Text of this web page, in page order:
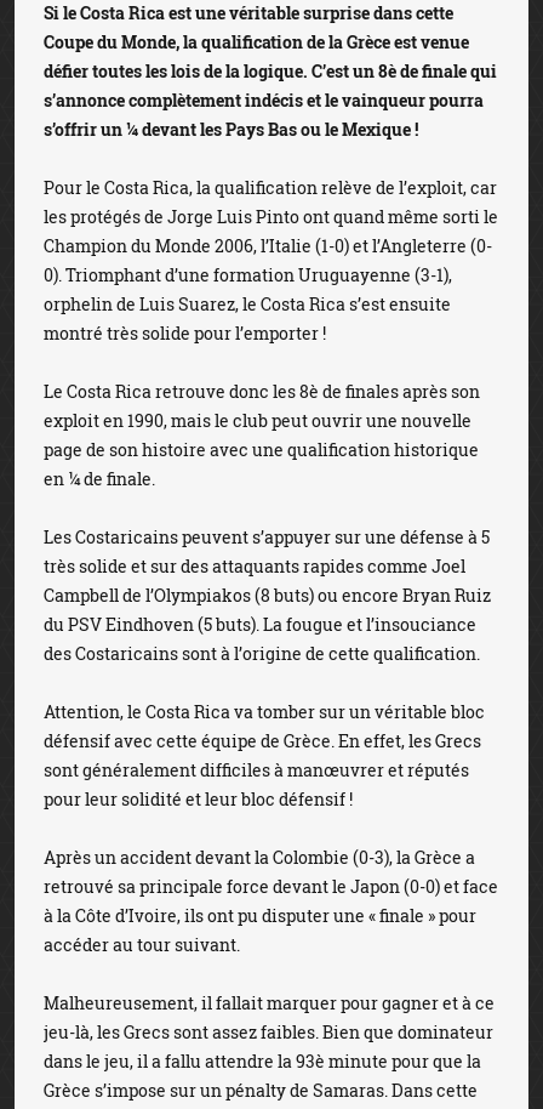
Si le Costa Rica est une véritable surprise dans cette
Coupe du Monde, la qualification de la Grèce est venue
défier toutes les lois de la logique. C’est un 8è de finale qui
s’annonce complètement indécis et le vainqueur pourra
s’offrir un ¼ devant les Pays Bas ou le Mexique !
Pour le Costa Rica, la qualification relève de l’exploit, car
les protégés de Jorge Luis Pinto ont quand même sorti le
Champion du Monde 2006, l’Italie (1-0) et l’Angleterre (0-
0). Triomphant d’une formation Uruguayenne (3-1),
orphelin de Luis Suarez, le Costa Rica s’est ensuite
montré très solide pour l’emporter !
Le Costa Rica retrouve donc les 8è de finales après son
exploit en 1990, mais le club peut ouvrir une nouvelle
page de son histoire avec une qualification historique
en ¼ de finale.
Les Costaricains peuvent s’appuyer sur une défense à 5
très solide et sur des attaquants rapides comme Joel
Campbell de l’Olympiakos (8 buts) ou encore Bryan Ruiz
du PSV Eindhoven (5 buts). La fougue et l’insouciance
des Costaricains sont à l’origine de cette qualification.
Attention, le Costa Rica va tomber sur un véritable bloc
défensif avec cette équipe de Grèce. En effet, les Grecs
sont généralement difficiles à manœuvrer et réputés
pour leur solidité et leur bloc défensif !
Après un accident devant la Colombie (0-3), la Grèce a
retrouvé sa principale force devant le Japon (0-0) et face
à la Côte d’Ivoire, ils ont pu disputer une « finale » pour
accéder au tour suivant.
Malheureusement, il fallait marquer pour gagner et à ce
jeu-là, les Grecs sont assez faibles. Bien que dominateur
dans le jeu, il a fallu attendre la 93è minute pour que la
Grèce s’impose sur un pénalty de Samaras. Dans cette